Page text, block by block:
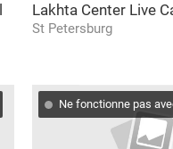
Lakhta Center Live
St Petersburg
Ne fonctionne pas